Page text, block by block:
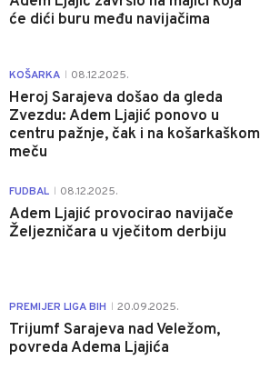
će dići buru među navijačima
KOŠARKA 08.12.2025.
Heroj Sarajeva došao da gleda
Zvezdu: Adem Ljajić ponovo u
centru pažnje, čak i na košarkaškom
meču
FUDBAL 08.12.2025.
Adem Ljajić provocirao navijače
Željezničara u vječitom derbiju
PREMIJER LIGA BIH 20.09.2025.
Trijumf Sarajeva nad Veležom,
povreda Adema Ljajića